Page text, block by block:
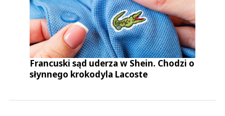
Francuski sąd uderza w Shein. Chodzi o
słynnego krokodyla Lacoste